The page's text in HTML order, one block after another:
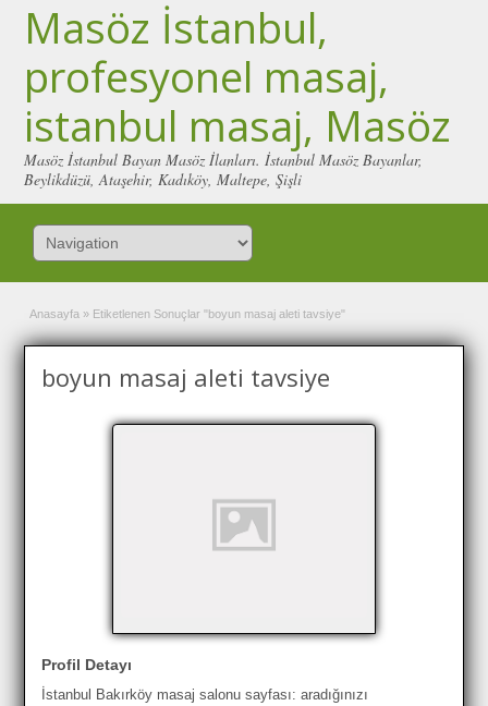
Masöz İstanbul,
profesyonel masaj,
istanbul masaj, Masöz
Masöz İstanbul Bayan Masöz İlanları. İstanbul Masöz Bayanlar,
Beylikdüzü, Ataşehir, Kadıköy, Maltepe, Şişli
Anasayfa » Etiketlenen Sonuçlar "boyun masaj aleti tavsiye"
boyun masaj aleti tavsiye
Profil Detayı
İstanbul Bakırköy masaj salonu sayfası: aradığınızı